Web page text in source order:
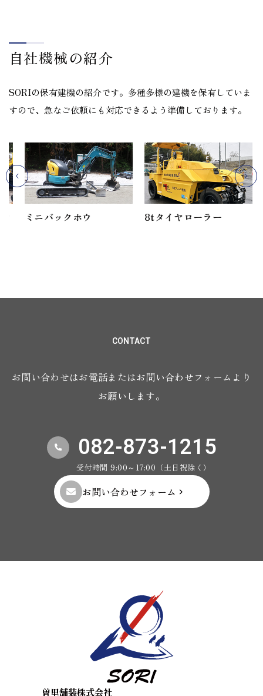
自社機械の紹介
SORIの保有建機の紹介です。多種多様の建機を保有していま
すので、急なご依頼にも対応できるよう準備しております。
ミニバックホウ 8tタイヤローラー
CONTACT
お問い合わせはお電話またはお問い合わせフォームより
お願いします。
082-873-1215
受付時間 9:00～17:00（土日祝除く）
お問い合わせフォーム
曽里舗装株式会社